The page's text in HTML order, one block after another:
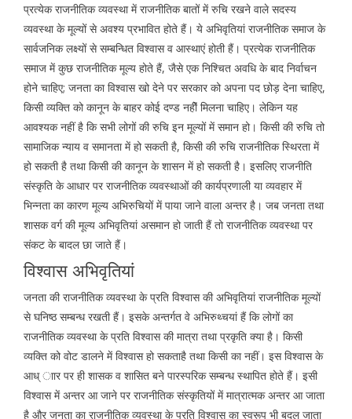
प्रत्येक राजनीतिक व्यवस्था में राजनीतिक बातों में रुचि रखने वाले सदस्य
व्यवस्था के मूल्यों से अवश्य प्रभावित होते हैं। ये अभिवृतियां राजनीतिक समाज के
सार्वजनिक लक्ष्यों से सम्बन्धित विश्वास व आस्थाएं होती हैं। प्रत्येक राजनीतिक
समाज में कुछ राजनीतिक मूल्य होते हैं, जैसे एक निश्चित अवधि के बाद निर्वाचन
होने चाहिए; जनता का विश्वास खो देने पर सरकार को अपना पद छोड़ देना चाहिए,
किसी व्यक्ति को कानून के बाहर कोई दण्ड नहीें मिलना चाहिए। लेकिन यह
आवश्यक नहीं है कि सभी लोगों की रुचि इन मूल्यों में समान हो। किसी की रुचि तो
सामाजिक न्याय व समानता में हो सकती है, किसी की रुचि राजनीतिक स्थिरता में
हो सकती है तथा किसी की कानून के शासन में हो सकती है। इसलिए राजनीति
संस्कृति के आधार पर राजनीतिक व्यवस्थाओं की कार्यप्रणाली या व्यवहार में
भिन्नता का कारण मूल्य अभिरुचियों में पाया जाने वाला अन्तर है। जब जनता तथा
शासक वर्ग की मूल्य अभिवृतियां असमान हो जाती हैं तो राजनीतिक व्यवस्था पर
संकट के बादल छा जाते हैं।
विश्वास अभिवृतियां
जनता की राजनीतिक व्यवस्था के प्रति विश्वास की अभिवृतियां राजनीतिक मूल्यों
से घनिष्ठ सम्बन्ध रखती हैं। इसके अन्तर्गत वे अभिरुथ्चयां हैं कि लोगों का
राजनीतिक व्यवस्था के प्रति विश्वास की मात्रा तथा प्रकृति क्या है। किसी
व्यक्ति को वोट डालने में विश्वास हो सकताहै तथा किसी का नहीं। इस विश्वास के
आध् ाार पर ही शासक व शासित बने पारस्परिक सम्बन्ध स्थापित होते हैं। इसी
विश्वास में अन्तर आ जाने पर राजनीतिक संस्कृतियों में मात्रात्मक अन्तर आ जाता
है और जनता का राजनीतिक व्यवस्था के प्रति विश्वास का स्वरूप भी बदल जाता